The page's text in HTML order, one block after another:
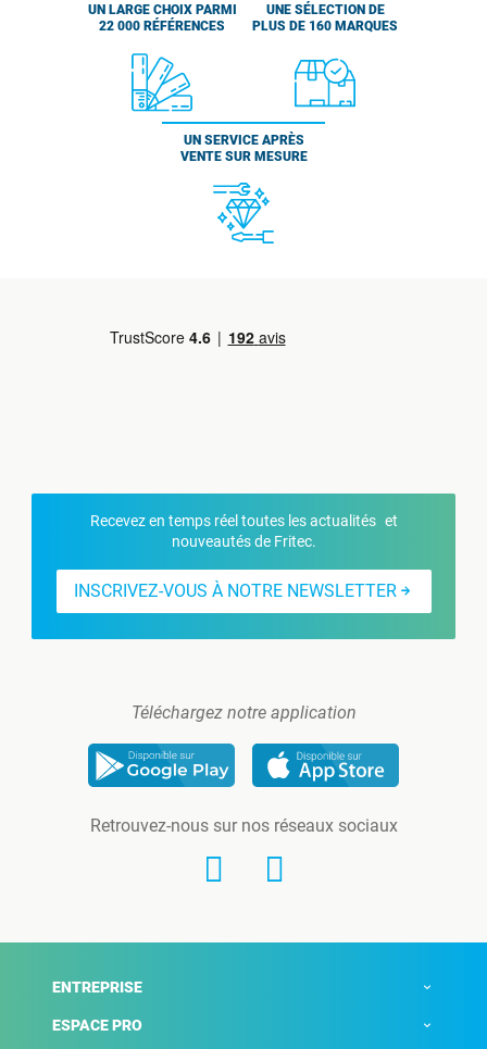
UN LARGE CHOIX PARMI
22 000 RÉFÉRENCES
UNE SÉLECTION DE
PLUS DE 160 MARQUES
UN SERVICE APRÈS
VENTE SUR MESURE
Recevez en temps réel toutes les actualités et
nouveautés de Fritec.
INSCRIVEZ-VOUS À NOTRE NEWSLETTER
Téléchargez notre application
Retrouvez-nous sur nos réseaux sociaux
ENTREPRISE
ESPACE PRO